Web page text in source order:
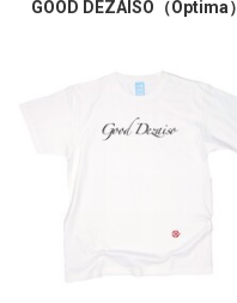
GOOD DEZAISO（Optima）